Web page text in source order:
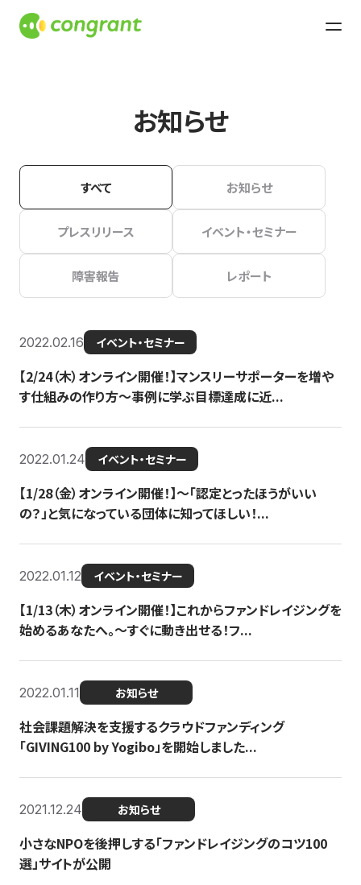
お知らせ
すべて お知らせ
プレスリリース イベント・セミナー
障害報告 レポート
2022.02.16 イベント・セミナー
【2/24（木）オンライン開催！】マンスリーサポーターを増や
す仕組みの作り方〜事例に学ぶ目標達成に近...
2022.01.24 イベント・セミナー
【1/28（金）オンライン開催！】〜「認定とったほうがいい
の？」と気になっている団体に知ってほしい！...
2022.01.12 イベント・セミナー
【1/13（木）オンライン開催！】これからファンドレイジングを
始めるあなたへ。〜すぐに動き出せる！フ...
2022.01.11 お知らせ
社会課題解決を支援するクラウドファンディング
「GIVING100 by Yogibo」を開始しました...
2021.12.24 お知らせ
小さなNPOを後押しする「ファンドレイジングのコツ100
選」サイトが公開